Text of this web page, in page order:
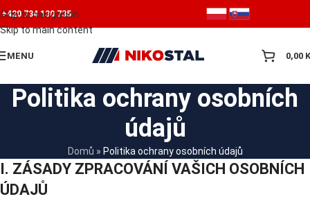
Skip to navigation
Skip to main content
+420 734 130 735
MENU 0,00
Politika ochrany osobních
údajů
Domů » Politika ochrany osobních údajů
I. ZÁSADY ZPRACOVÁNÍ VAŠICH OSOBNÍCH
ÚDAJŮ